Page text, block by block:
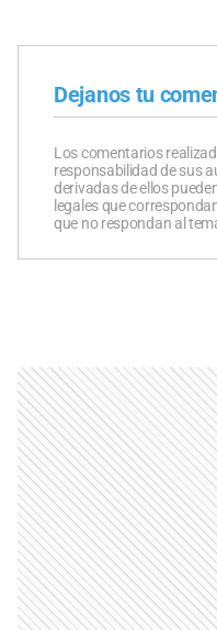
Dejanos tu
Los comentarios
responsabilidad de sus
derivadas de ellos
legales que
que no respondan al